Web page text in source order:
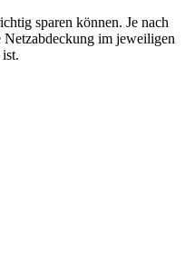
sparen können. Je nach
Netzabdeckung im jeweiligen